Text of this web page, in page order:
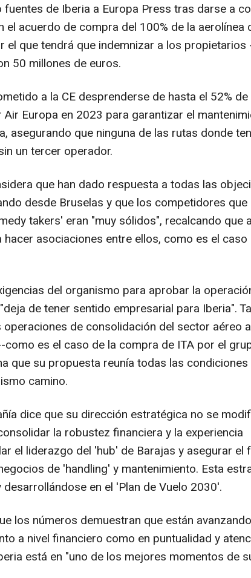
fuentes de Iberia a Europa Press tras darse a
el acuerdo de compra del 100% de la aerolínea
el que tendrá que indemnizar a los propietarios
50 millones de euros.
a la CE desprenderse de hasta el 52% de
Europa en 2023 para garantizar el
asegurando que ninguna de las rutas donde
un tercer operador.
que han dado respuesta a todas las
desde Bruselas y que los competidores que
takers' eran "muy sólidos", recalcando que
hacer asociaciones entre ellos, como es el caso
del organismo para aprobar la
de tener sentido empresarial para Iberia".
de consolidación del sector aéreo
es el caso de la compra de ITA por el
que su propuesta reunía todas las condiciones
camino.
dice que su dirección estratégica no se
la robustez financiera y la experiencia
el liderazgo del 'hub' de Barajas y asegurar el
de 'handling' y mantenimiento. Esta
en el 'Plan de Vuelo 2030'.
los números demuestran que están
a nivel financiero como en puntualidad y
está en "uno de los mejores momentos de